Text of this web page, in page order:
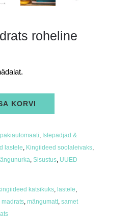
roheline
KORVI
, Istepadjad &
lastele, Kingiideed soolaleivaks,
, Sisustus, UUED
katsikuks, lastele,
madrats, mängumatt, samet